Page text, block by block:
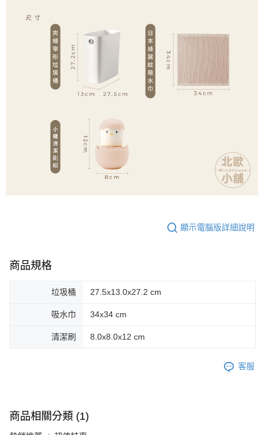
顯示電腦版詳細說明
商品規格
垃圾桶 27.5x13.0x27.2 cm
吸水巾 34x34 cm
清潔刷 8.0x8.0x12 cm
客服
商品相關分類 (1)